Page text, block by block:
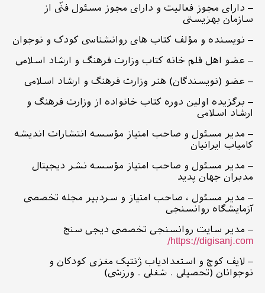
– دارای مجوز فعالیت و دارای مجوز مسئول فنّی از
سازمان بهزیستی
– نویسنده و مؤلف کتاب های روانشناسی کودک و نوجوان
– عضو اهل قلم خانه کتاب وزارت فرهنگ و ارشاد اسلامی
– عضو (نویسندگان) هنر وزارت فرهنگ و ارشاد اسلامی
– برگزیده اولين دوره کتاب خانواده از وزارت فرهنگ و
ارشاد اسلامی
– مدیر مسئول و صاحب امتیاز مؤسسه انتشارات اندیشه
کامياب ايرانیان
– مدیر مسئول و صاحب امتیاز مؤسسه نشر ديجيتال
مدبران جهان پدید
– مدیر مسئول ، صاحب امتیاز و سردبیر مجله تخصصی
آزمایشگاه روانسنجی
– مدیر سایت روانسنجی تخصصی دیجی سنج
https://digisanj.com/
– لایف کوچ و استعدادیاب ژنتیک مغزی کودکان و
نوجوانان (تحصیلی . شغلی . ورزشی)